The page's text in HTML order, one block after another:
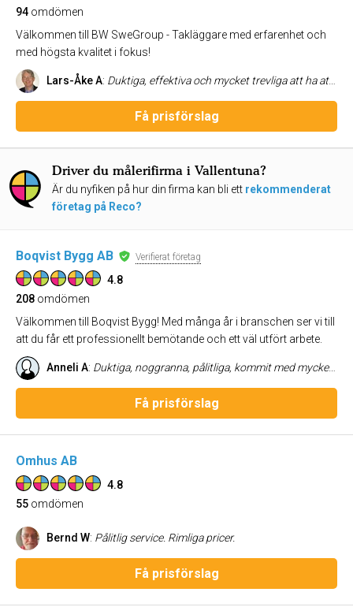
94 omdömen
Välkommen till BW SweGroup - Takläggare med erfarenhet och
med högsta kvalitet i fokus!
Lars-Åke A: Duktiga, effektiva och mycket trevliga att ha att göra med. Kommer definitivt att använda mig av dem igen om behov finns.
Få prisförslag
Driver du målerifirma i Vallentuna?
Är du nyfiken på hur din firma kan bli ett rekommenderat
företag på Reco?
Boqvist Bygg AB Verifierat företag
4.8
208 omdömen
Välkommen till Boqvist Bygg! Med många år i branschen ser vi till
att du får ett professionellt bemötande och ett väl utfört arbete.
Anneli A: Duktiga, noggranna, pålitliga, kommit med mycket bra förslag under projektets gång, måna om att göra ett bra jobb. Mycket nöjd! Rekommenderas! Anneli A (total ombyggnation av undervåning omfattande tvättstuga, badrum, allrum, hall).
Få prisförslag
Omhus AB
4.8
55 omdömen
Bernd W: Pålitlig service. Rimliga pricer.
Få prisförslag